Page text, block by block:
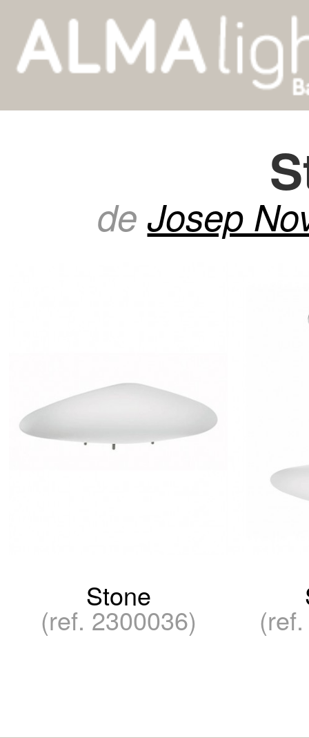
de Josep
Stone
(ref. 2300036)